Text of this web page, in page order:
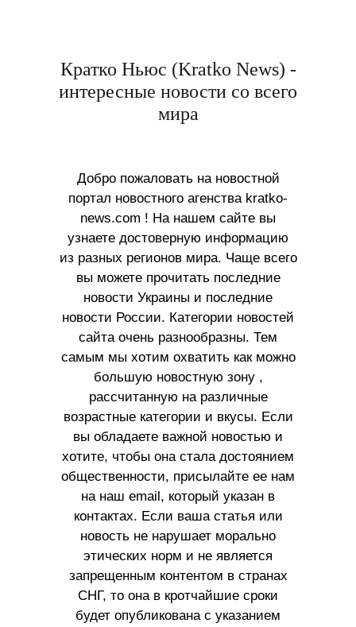
Кратко Ньюс (Kratko News) -
интересные новости со всего
мира
Добро пожаловать на новостной
портал новостного агенства kratko-
news.com ! На нашем сайте вы
узнаете достоверную информацию
из разных регионов мира. Чаще всего
вы можете прочитать последние
новости Украины и последние
новости России. Категории новостей
сайта очень разнообразны. Тем
самым мы хотим охватить как можно
большую новостную зону ,
рассчитанную на различные
возрастные категории и вкусы. Если
вы обладаете важной новостью и
хотите, чтобы она стала достоянием
общественности, присылайте ее нам
на наш email, который указан в
контактах. Если ваша статья или
новость не нарушает морально
этических норм и не является
запрещенным контентом в странах
СНГ, то она в кротчайшие сроки
будет опубликована с указанием